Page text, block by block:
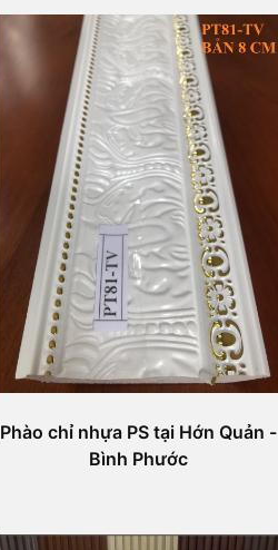
Phào chỉ nhựa PS tại Hớn Quản -
Bình Phước